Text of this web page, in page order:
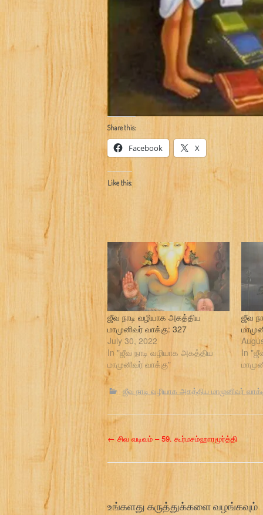
Share this:
Facebook X
Like this:
ஜீவ நாடி வழியாக அகத்திய
மாமுனிவர் வாக்கு: 327
July 30, 2022
In "ஜீவ நாடி வழியாக அகத்திய
மாமுனிவர் வாக்கு"
ஜீவ
In
ஜீவ நாடி வழியாக அகத்திய மாமுனிவர்
P
o
← சிவ வடிவம் – 59. கூர்மசம்ஹாரமூர்த்தி
உங்களது கருத்துக்களை வழங்கவும்